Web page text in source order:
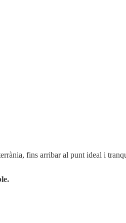
fins arribar al punt ideal i